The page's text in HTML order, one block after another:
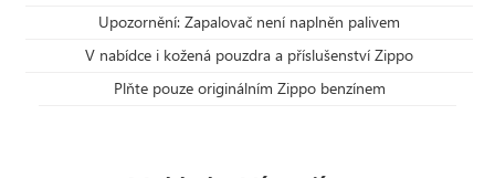
Upozornění: Zapalovač není naplněn palivem
V nabídce i kožená pouzdra a příslušenství Zippo
Plňte pouze originálním Zippo benzínem